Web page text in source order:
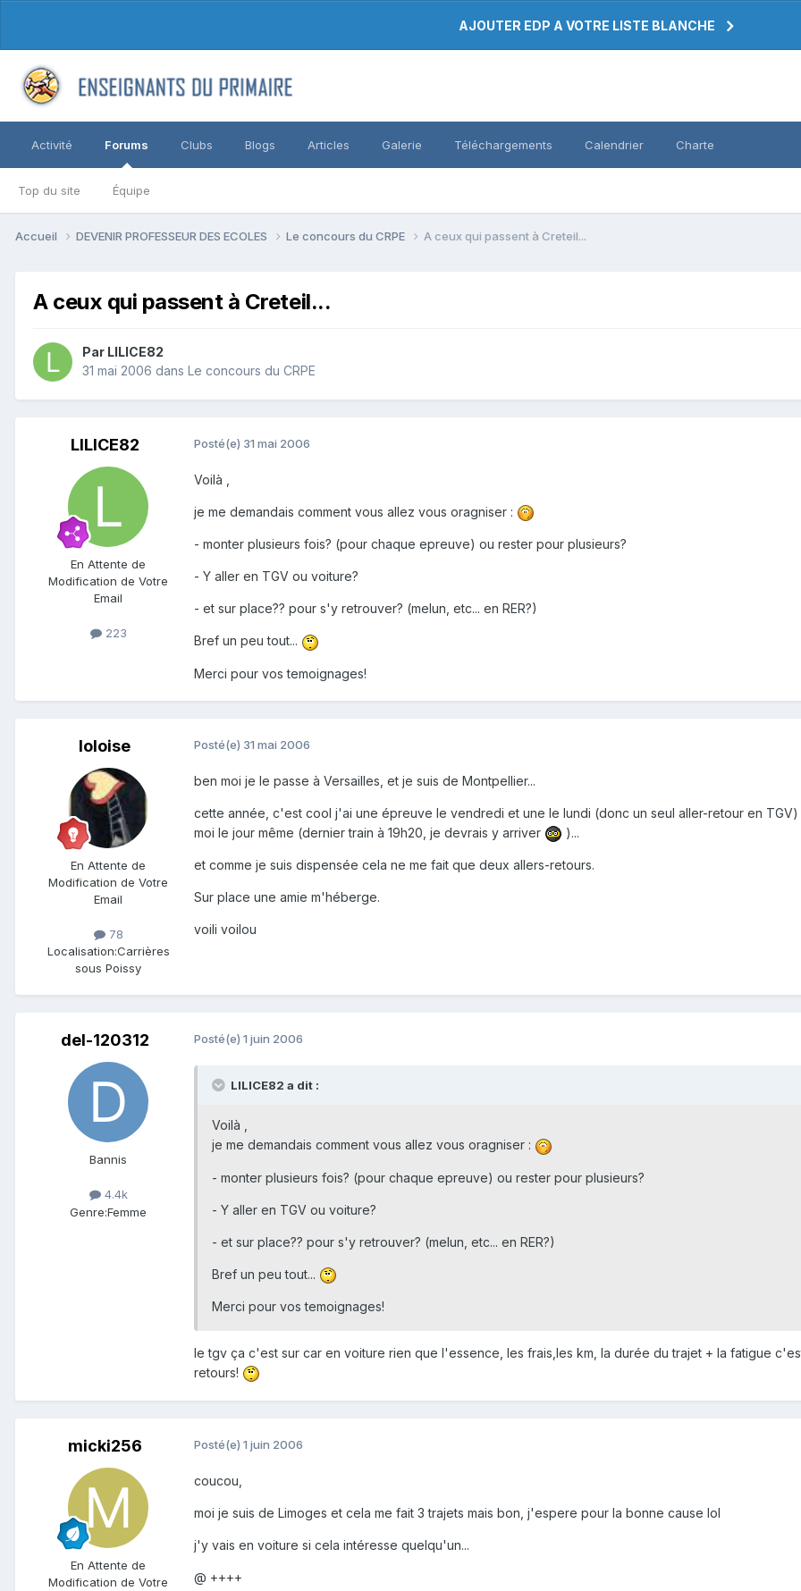
AJOUTER EDP A VOTRE LISTE BLANCHE
Activité Forums
Top du site Équipe
Clubs Blogs Articles Galerie Téléchargements Calendrier Charte
Accueil DEVENIR PROFESSEUR DES ECOLES Le concours du CRPE A ceux qui passent à Creteil...
A ceux qui passent à Creteil...
Par LILICE82
31 mai 2006 dans Le concours du CRPE
LILICE82
En Attente de
Modification de Votre
Email
223
Posté(e) 31 mai 2006
Voilà ,
je me demandais comment vous allez vous oragniser :
- monter plusieurs fois? (pour chaque epreuve) ou rester pour plusieurs?
- Y aller en TGV ou voiture?
- et sur place?? pour s'y retrouver? (melun, etc... en RER?)
Bref un peu tout...
Merci pour vos temoignages!
loloise
En Attente de
Modification de Votre
Email
78
Localisation:Carrières
sous Poissy
Posté(e) 31 mai 2006
ben moi je le passe à Versailles, et je suis de Montpellier...
cette année, c'est cool j'ai une épreuve le vendredi et une le lundi (donc un seul aller-retour en
moi le jour même (dernier train à 19h20, je devrais y arriver
)...
et comme je suis dispensée cela ne me fait que deux allers-retours.
Sur place une amie m'héberge.
voili voilou
del-120312
Bannis
4.4k
Genre:Femme
Posté(e) 1 juin 2006
LILICE82 a dit :
Voilà ,
je me demandais comment vous allez vous oragniser :
- monter plusieurs fois? (pour chaque epreuve) ou rester pour plusieurs?
- Y aller en TGV ou voiture?
- et sur place?? pour s'y retrouver? (melun, etc... en RER?)
Bref un peu tout...
Merci pour vos temoignages!
le tgv ça c'est sur car en voiture rien que l'essence, les frais,les km, la durée du trajet + la fatigue
retours!
micki256
En Attente de
Modification de Votre
Posté(e) 1 juin 2006
coucou,
moi je suis de Limoges et cela me fait 3 trajets mais bon, j'espere pour la bonne cause lol
j'y vais en voiture si cela intéresse quelqu'un...
@ ++++